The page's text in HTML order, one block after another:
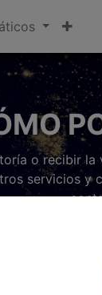
o recibir
servicios y